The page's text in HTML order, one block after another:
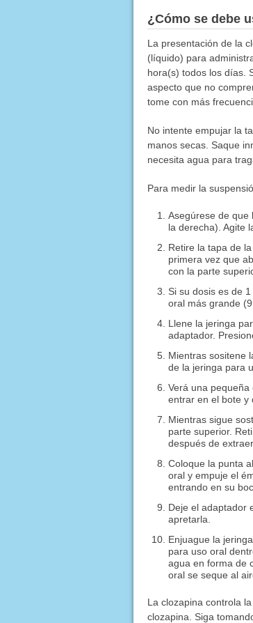
¿Cómo se debe
La presentación de la
(líquido) para
hora(s) todos los días.
aspecto que no
tome con más
No intente empujar la
manos secas. Saque
necesita agua para
Para medir la
Asegúrese de que
la derecha). Agite
Retire la tapa de
primera vez que
con la parte
Si su dosis es de
oral más grande (9
Llene la jeringa
adaptador.
Mientras sositene
de la jeringa para
Verá una
entrar en el bote y
Mientras sigue
parte superior.
después de
Coloque la punta
oral y empuje el
entrando en su
Deje el adaptador
apretarla.
Enjuague la
para uso oral
agua en forma de
oral se seque al
La clozapina controla
clozapina. Siga